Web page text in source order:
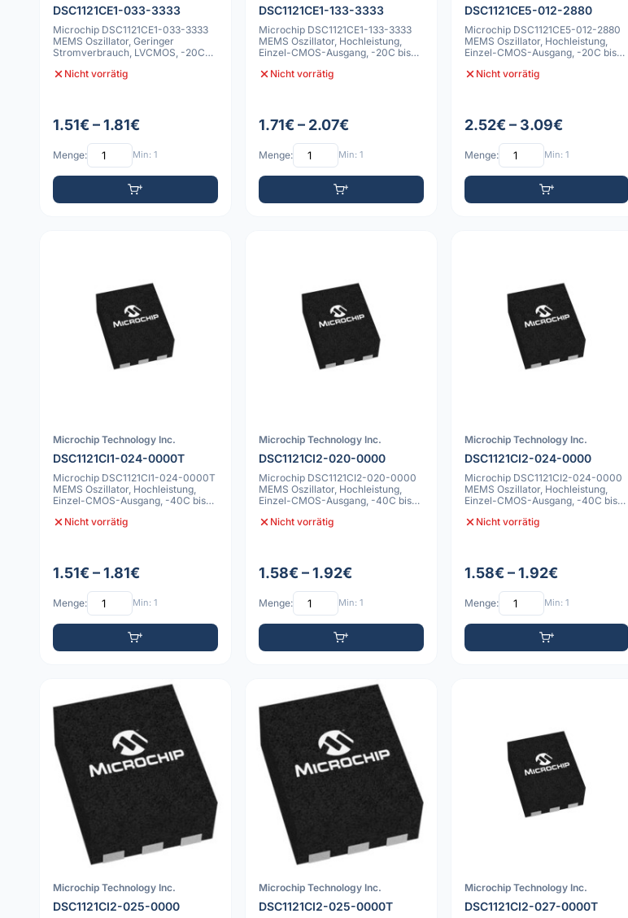
DSC1121CE1-033-3333
Microchip DSC1121CE1-033-3333
MEMS Oszillator, Geringer
Stromverbrauch, LVCMOS, -20C
Nicht vorrätig
1.51€ – 1.81€
Menge: Min: 1
DSC1121CE1-133-3333
Microchip DSC1121CE1-133-3333
MEMS Oszillator, Hochleistung,
Einzel-CMOS-Ausgang, -20C bis
Nicht vorrätig
1.71€ – 2.07€
Menge: Min: 1
DSC1121CE5-012-2880
Microchip DSC1121CE5-012-2880
MEMS Oszillator, Hochleistung,
Einzel-CMOS-Ausgang, -20C bis
Nicht vorrätig
2.52€ – 3.09€
Menge: Min: 1
Microchip Technology Inc.
DSC1121CI1-024-0000T
Microchip DSC1121CI1-024-0000T
MEMS Oszillator, Hochleistung,
Einzel-CMOS-Ausgang, -40C bis
Nicht vorrätig
1.51€ – 1.81€
Menge: Min: 1
Microchip Technology Inc.
DSC1121CI2-020-0000
Microchip DSC1121CI2-020-0000
MEMS Oszillator, Hochleistung,
Einzel-CMOS-Ausgang, -40C bis
Nicht vorrätig
1.58€ – 1.92€
Menge: Min: 1
Microchip Technology Inc.
DSC1121CI2-024-0000
Microchip DSC1121CI2-024-0000
MEMS Oszillator, Hochleistung,
Einzel-CMOS-Ausgang, -40C bis
Nicht vorrätig
1.58€ – 1.92€
Menge: Min: 1
Microchip Technology Inc.
DSC1121CI2-025-0000
Microchip Technology Inc.
DSC1121CI2-025-0000T
Microchip Technology Inc.
DSC1121CI2-027-0000T